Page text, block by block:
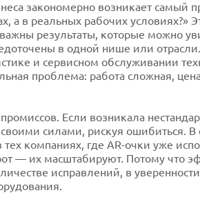
закономерно возникает самый
а в реальных рабочих условиях?»
результаты, которые можно
в одной нише или
и сервисном обслуживании
проблема: работа сложная,
Если возникала
силами, рискуя ошибиться.
компаниях, где AR-очки уже
— их масштабируют. Потому что
исправлений, в